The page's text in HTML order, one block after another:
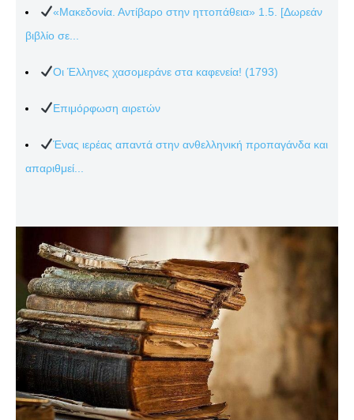
«Μακεδονία. Αντίβαρο στην ηττοπάθεια» 1.5. [Δωρεάν
βιβλίο σε...
Οι Έλληνες χασομεράνε στα καφενεία! (1793)
Επιμόρφωση αιρετών
Ένας ιερέας απαντά στην ανθελληνική προπαγάνδα και
απαριθμεί...